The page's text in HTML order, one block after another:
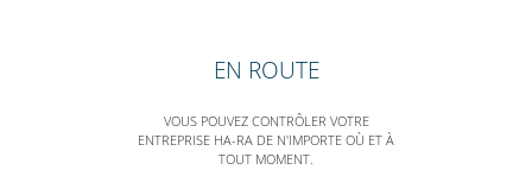
EN ROUTE
VOUS POUVEZ CONTRÔLER VOTRE
ENTREPRISE HA-RA DE N'IMPORTE OÙ ET À
TOUT MOMENT.